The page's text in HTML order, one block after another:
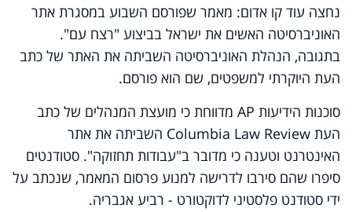
נחצה עוד קו אדום: מאמר שפורסם השבוע במסגרת אתר
האוניברסיטה האשים את ישראל בביצוע "רצח עם".
בתגובה, הנהלת האוניברסיטה השביתה את האתר של כתב
העת היוקרתי למשפטים, שם הוא פורסם.
סוכנות הידיעות AP מדווחת כי מועצת המנהלים של כתב
העת Columbia Law Review השביתה את אתר
האינטרנט וטענה כי מדובר ב"עבודות תחזוקה". סטודנטים
סיפרו שהם סירבו לדרישה למנוע פרסום המאמר, שנכתב על
ידי סטודנט פלסטיני לדוקטורט - רביע אגבריה.